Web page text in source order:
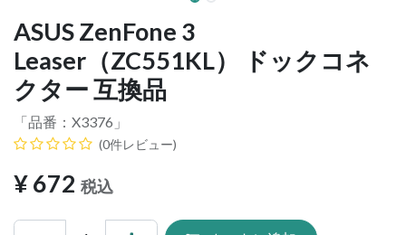
ASUS ZenFone 3
Leaser（ZC551KL） ドックコネ
クター 互換品
「品番： X3376 」
(0件レビュー)
¥672 税込